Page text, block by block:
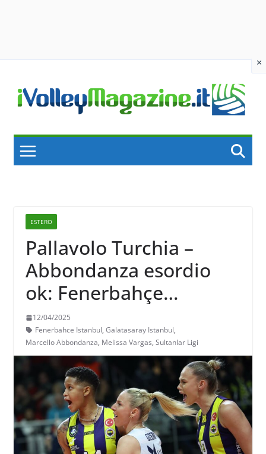
×
content
ESTERO
Pallavolo Turchia –
Abbondanza esordio
ok: Fenerbahçe
pareggia la serie contro
il Galatasaray nelle
semifinali play off della
Sultanlar Ligi
12/04/2025
Fenerbahce Istanbul, Galatasaray Istanbul,
Marcello Abbondanza, Melissa Vargas, Sultanlar Ligi